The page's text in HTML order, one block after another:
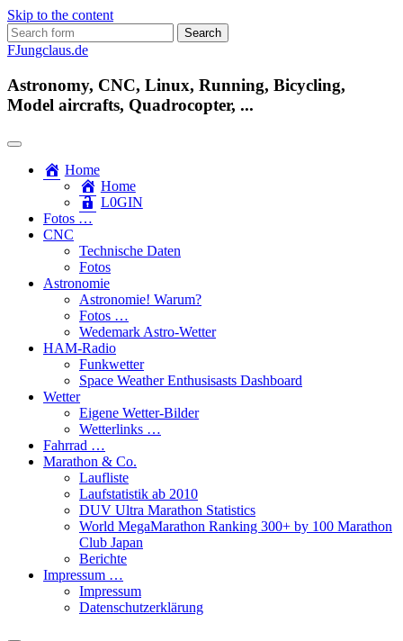
Skip to the content
Search
for:
FJungclaus.de
Astronomy, CNC, Linux, Running, Bicycling,
Model aircrafts, Quadrocopter, ...
Home
Home
L​0​​GIN
Fotos …
CNC
Technische Daten
Fotos
Astronomie
Astronomie! Warum?
Fotos …
Wedemark Astro-Wetter
HAM-Radio
Funkwetter
Space Weather Enthusisasts Dashboard
Wetter
Eigene Wetter-Bilder
Wetterlinks …
Fahrrad …
Marathon & Co.
Laufliste
Laufstatistik ab 2010
DUV Ultra Marathon Statistics
World MegaMarathon Ranking 300+ by 100 Marathon
Club Japan
Berichte
Impressum …
Impressum
Datenschutzerklärung